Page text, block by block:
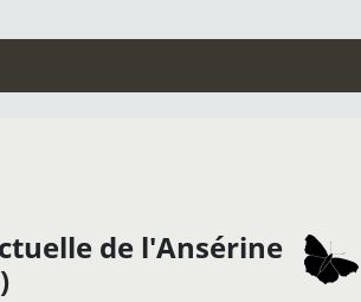
de l'Ansérine